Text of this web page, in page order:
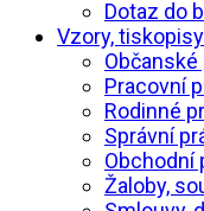
Dotaz do
Vzory, tiskopisy
Občanské
Pracovní
Rodinné
Správní
Obchodní
Žaloby,